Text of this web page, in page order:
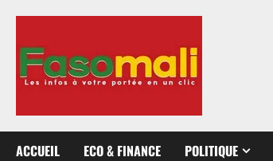
contenu
ACCUEIL ECO & FINANCE POLITIQUE